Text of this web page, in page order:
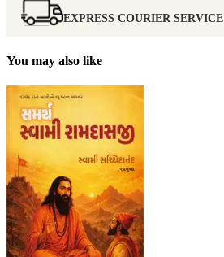
EXPRESS COURIER SERVICE
You may also like